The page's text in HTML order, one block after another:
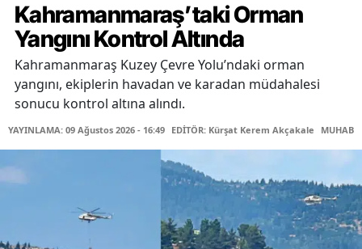
Kahramanmaraş’taki Orman
Yangını Kontrol Altında
Kahramanmaraş Kuzey Çevre Yolu’ndaki orman
yangını, ekiplerin havadan ve karadan müdahalesi
sonucu kontrol altına alındı.
YAYINLAMA: 09 Ağustos 2026 - 16:49 EDİTÖR: Kürşat Kerem Akçakale